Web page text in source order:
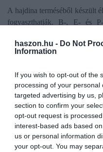
haszon.hu - Do Not
Information
If you wish to opt-out of the
processing of your
targeted advertising by us,
section to confirm your
opt-out request is
interest-based ads based
us or personal information
your opt-out. You may
A hajdina terméséből készült
fogyaszthatják. B-, E- és
antioxidáns-hatása is
vitamin felszívódását segíti a
egészségügyi problémák ellen
növénytermesztés hajdina